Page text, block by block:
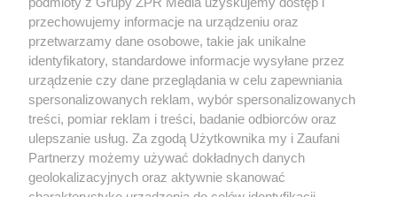
przechowujemy informacje na urządzeniu oraz
przetwarzamy dane osobowe, takie jak unikalne
identyfikatory, standardowe informacje wysyłane przez
urządzenie czy dane przeglądania w celu zapewniania
spersonalizowanych reklam, wybór spersonalizowanych
treści, pomiar reklam i treści, badanie odbiorców oraz
ulepszanie usług. Za zgodą Użytkownika my i Zaufani
Partnerzy możemy używać dokładnych danych
geolokalizacyjnych oraz aktywnie skanować